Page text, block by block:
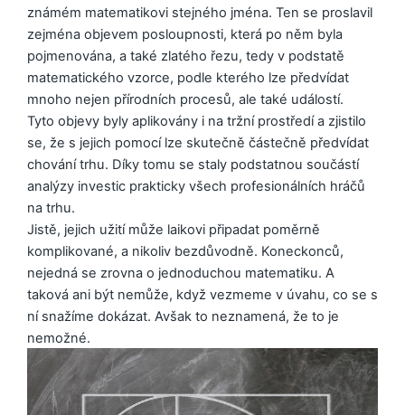
známém matematikovi stejného jména. Ten se proslavil
zejména objevem posloupnosti, která po něm byla
pojmenována, a také zlatého řezu, tedy v podstatě
matematického vzorce, podle kterého lze předvídat
mnoho nejen přírodních procesů, ale také událostí.
Tyto objevy byly aplikovány i na tržní prostředí a zjistilo
se, že s jejich pomocí lze skutečně částečně předvídat
chování trhu. Díky tomu se staly podstatnou součástí
analýzy investic prakticky všech profesionálních hráčů
na trhu.
Jistě, jejich užití může laikovi připadat poměrně
komplikované, a nikoliv bezdůvodně. Koneckonců,
nejedná se zrovna o jednoduchou matematiku. A
taková ani být nemůže, když vezmeme v úvahu, co se s
ní snažíme dokázat. Avšak to neznamená, že to je
nemožné.